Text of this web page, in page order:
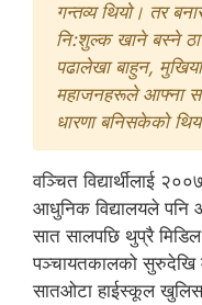
गन्तव्य थियो। तर
नि:शुल्क खाने बस्ने
पढालेखा बाहुन,
महाजनहरूले आफ्ना
धारणा बनिसकेको
वञ्चित विद्यार्थीलाई
आधुनिक विद्यालयले पनि
सात सालपछि थुप्रै
पञ्चायतकालको सुरुदेखि
सातओटा हाईस्कूल